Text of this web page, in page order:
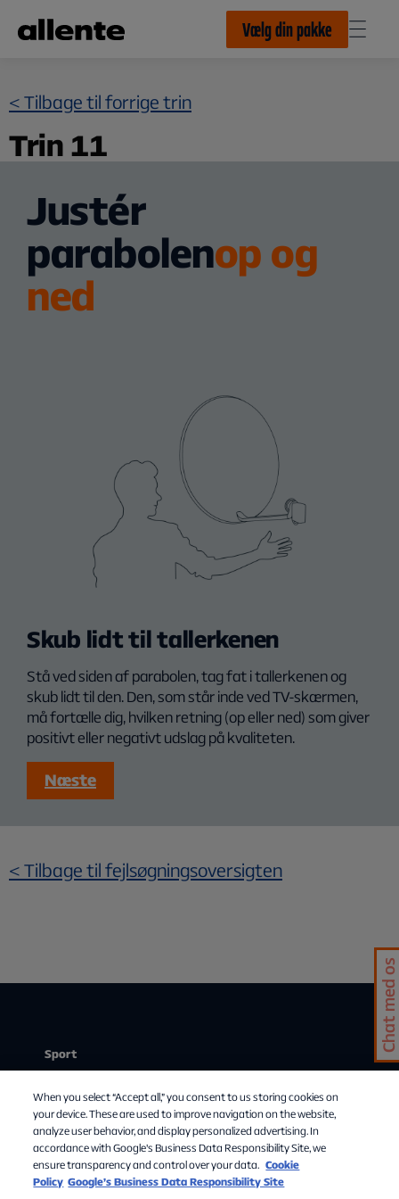
Vælg din pakke
< Tilbage til forrige trin
Trin 11
Justér
parabolenop og
ned
Skub lidt til tallerkenen
Stå ved siden af parabolen, tag fat i tallerkenen og
skub lidt til den. Den, som står inde ved TV-skærmen,
må fortælle dig, hvilken retning (op eller ned) som giver
positivt eller negativt udslag på kvaliteten.
Næste
< Tilbage til fejlsøgningsoversigten
Sport
Mit abonnement
Om Allente
TV-guide
Chat med os
When you select “Accept all,” you consent to us storing cookies on
your device. These are used to improve navigation on the website,
analyze user behavior, and display personalized advertising. In
accordance with Google's Business Data Responsibility Site, we
ensure transparency and control over your data. Cookie
Policy Google’s Business Data Responsibility Site